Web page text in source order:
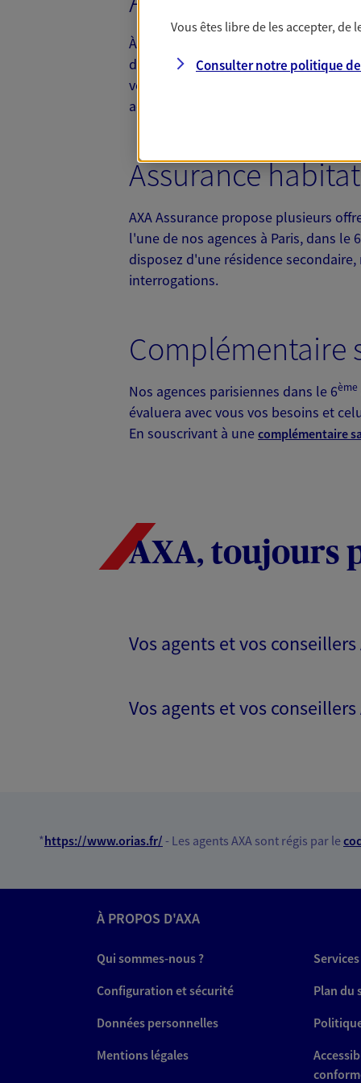
À Paris 6
, nos conseillers vous
d'acheter un monospace, une citadine
votre type de véhicule. En cas
accompagnent dans vos démarches
Assurance
AXA Assurance propose plusieurs
l'une de nos agences à Paris, dans le 6
disposez d'une résidence
interrogations.
Complémentaire
Nos agences parisiennes dans le 6ème
évaluera avec vous vos besoins et
En souscrivant à une complémentaire
AXA, toujours
Vos agents et vos
Vos agents et vos
*https://www.orias.fr/ - Les agents AXA sont régis par le
À PROPOS D'AXA
Qui sommes-nous ?
Configuration et sécurité
Plan du
Données personnelles
Mentions légales
Vous êtes libre de les accepter,
Consulter notre politique de